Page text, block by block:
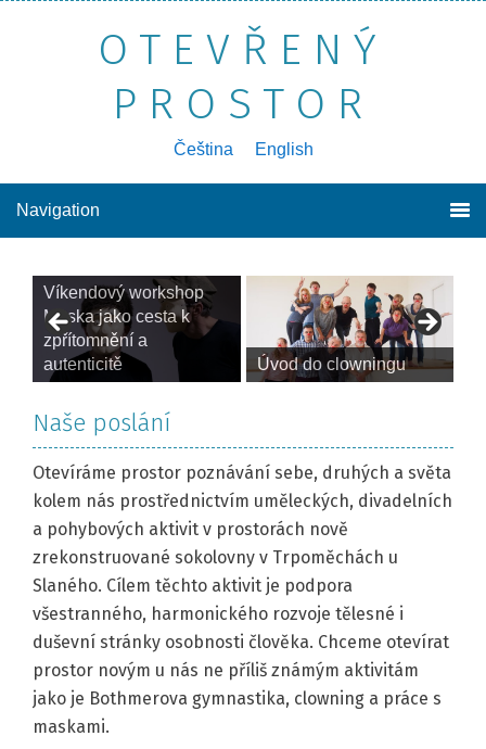
OTEVŘENÝ
PROSTOR
poznávání sebe sama, druhých a světa kolem nás
Čeština English
Navigation
Víkendový workshop
Maska jako cesta k
zpřítomnění a
autenticitě
Úvod do clowningu
Naše poslání
Otevíráme prostor poznávání sebe, druhých a světa
kolem nás prostřednictvím uměleckých, divadelních
a pohybových aktivit v prostorách nově
zrekonstruované sokolovny v Trpoměchách u
Slaného. Cílem těchto aktivit je podpora
všestranného, harmonického rozvoje tělesné i
duševní stránky osobnosti člověka. Chceme otevírat
prostor novým u nás ne příliš známým aktivitám
jako je Bothmerova gymnastika, clowning a práce s
maskami.